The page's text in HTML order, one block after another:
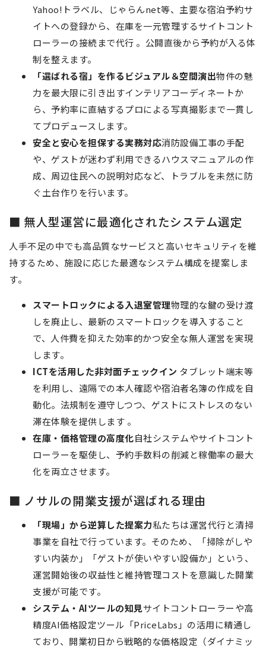
Yahoo!トラベル、じゃらんnet等、主要な宿泊予約サ
イトへの登録から、在庫を一元管理するサイトコント
ローラーの接続まで代行 。公開直後から予約が入る体
制を整えます。
「選ばれる宿」を作るビジュアル＆空間演出物件の魅
力を最大限に引き出すインテリアコーディネートか
ら、予約率に直結するプロによる写真撮影まで一貫し
てプロデュースします。
安全と安心を担保する実務対応消防設備工事の手配
や、ゲストが迷わず利用できるハウスマニュアルの作
成、周辺住民への説明対応など、トラブルを未然に防
ぐ土台作りを行います。
■ 無人型運営に最適化されたシステム選定
人手不足の中でも高品質なサービスと高いセキュリティを維
持するため、施設に応じた最適なシステム構成を提案しま
す。
スマートロックによる入退室管理物理的な鍵の受け渡
しを廃止し、最新のスマートロックを導入すること
で、人件費を抑えた効率的かつ安全な無人運営を実現
します。
ICTを活用した非対面チェックイン タブレット端末等
を利用し、遠隔での本人確認や宿泊者名簿の作成を自
動化。法規制を遵守しつつ、ゲストにストレスのない
滞在体験を提供します 。
在庫・価格管理の高度化自社システムやサイトコント
ローラーを駆使し、予約手数料の削減と稼働率の最大
化を両立させます。
■ ノサルの開業支援が選ばれる理由
「現場」から逆算した提案力私たちは運営代行と清掃
事業を自社で行っています。そのため、「掃除がしや
すい内装か」「ゲストが使いやすい設備か」という、
運営開始後の収益性と維持管理コストを意識した開業
支援が可能です。
システム・AIツールの知見サイトコントローラーや高
精度AI価格設定ツール「PriceLabs」の活用に精通し
ており、開業初日から戦略的な価格設定（ダイナミッ